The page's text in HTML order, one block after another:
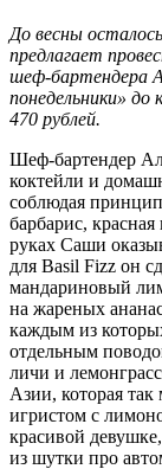
До весны
предлагает
шеф-бартендера
понедельники»
470 рублей.
Шеф-бартендер
коктейли и
соблюдая
барбарис,
руках Саши
для Basil Fizz он
мандариновый
на жареных
каждым из
отдельным
личи и
Азии, которая
игристом с
красивой
из шутки про